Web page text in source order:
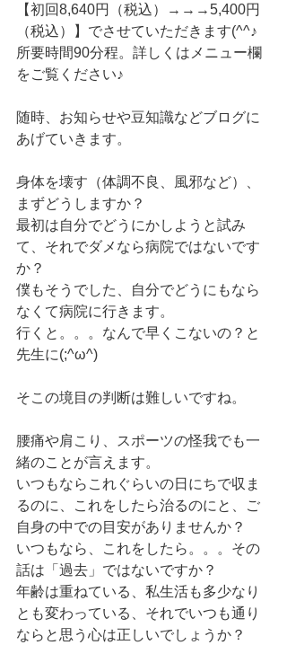
【初回8,640円（税込）→→→5,400円
（税込）】でさせていただきます(^^♪
所要時間90分程。詳しくはメニュー欄
をご覧ください♪
随時、お知らせや豆知識などブログに
あげていきます。
身体を壊す（体調不良、風邪など）、
まずどうしますか？
最初は自分でどうにかしようと試み
て、それでダメなら病院ではないです
か？
僕もそうでした、自分でどうにもなら
なくて病院に行きます。
行くと。。。なんで早くこないの？と
先生に(;^ω^)
そこの境目の判断は難しいですね。
腰痛や肩こり、スポーツの怪我でも一
緒のことが言えます。
いつもならこれぐらいの日にちで収ま
るのに、これをしたら治るのにと、ご
自身の中での目安がありませんか？
いつもなら、これをしたら。。。その
話は「過去」ではないですか？
年齢は重ねている、私生活も多少なり
とも変わっている、それでいつも通り
ならと思う心は正しいでしょうか？